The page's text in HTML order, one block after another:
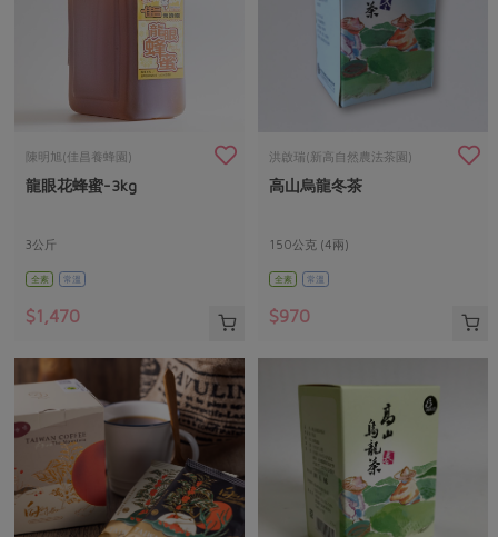
肉品・水產
水畜加工品
調理食材・點心
調味醬料/南北貨 烘焙
保健食品
居家好物
美妝保養
家庭清潔
蛋料理
料理方式
醬料
湯品．鍋物
涼拌沙拉
飲品
主題食譜
2026年端午節預購圓滿結束
當季產品
合作25-經典快閃最後一週
合作25-精選產品第三彈
更多當季產品
主婦聯盟X樂齡網特約優惠案
30%rPET紅烏龍茶
2024農業發展計畫年度報告
更多議題活動
產品故事
樂齡生活
廚房瑜伽
減硝酸鹽
減添加物
公益金 食農教育
更多議題
生活者e週報
員工與求才
自主把關
檢驗報告
硝酸鹽檢驗
社員權益
合作社法規
社務專區
選舉專區
陳明旭(佳昌養蜂園)
龍眼花蜂蜜-3kg
3公斤
全素 常溫
$1,470
洪啟瑞(新高自然農法茶園)
高山烏龍冬茶
150公克 (4兩)
全素 常溫
$970